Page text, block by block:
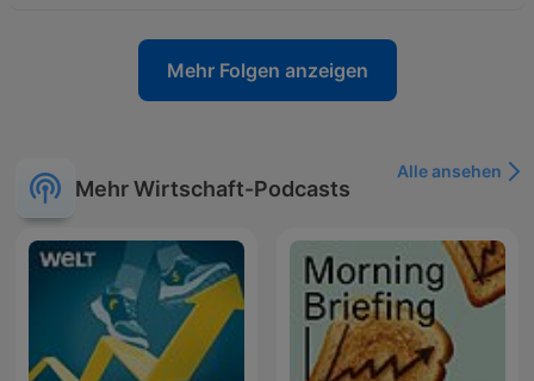
Mehr Folgen anzeigen
Mehr Wirtschaft-Podcasts
Alle ansehen